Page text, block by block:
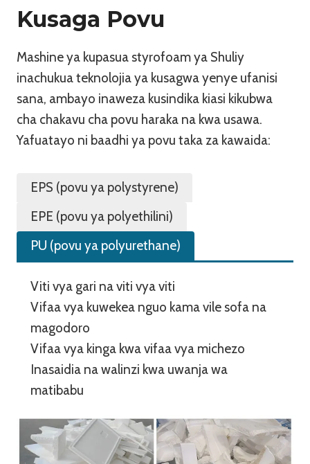
Kusaga Povu
Mashine ya kupasua styrofoam ya Shuliy
inachukua teknolojia ya kusagwa yenye ufanisi
sana, ambayo inaweza kusindika kiasi kikubwa
cha chakavu cha povu haraka na kwa usawa.
Yafuatayo ni baadhi ya povu taka za kawaida:
EPS (povu ya polystyrene)
EPE (povu ya polyethilini)
PU (povu ya polyurethane)
Viti vya gari na viti vya viti
Vifaa vya kuwekea nguo kama vile sofa na
magodoro
Vifaa vya kinga kwa vifaa vya michezo
Inasaidia na walinzi kwa uwanja wa
matibabu